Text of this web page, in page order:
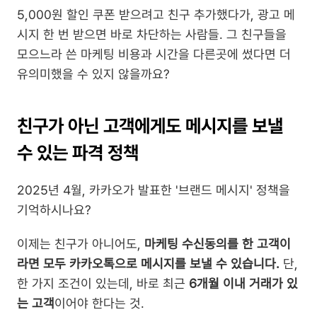
5,000원 할인 쿠폰 받으려고 친구 추가했다가, 광고 메
시지 한 번 받으면 바로 차단하는 사람들. 그 친구들을
모으느라 쓴 마케팅 비용과 시간을 다른곳에 썼다면 더
유의미했을 수 있지 않을까요?
친구가 아닌 고객에게도 메시지를 보낼
수 있는 파격 정책
2025년 4월, 카카오가 발표한 '브랜드 메시지' 정책을
기억하시나요?
이제는 친구가 아니어도, 마케팅 수신동의를 한 고객이
라면 모두 카카오톡으로 메시지를 보낼 수 있습니다. 단,
한 가지 조건이 있는데, 바로 최근 6개월 이내 거래가 있
는 고객이어야 한다는 것.